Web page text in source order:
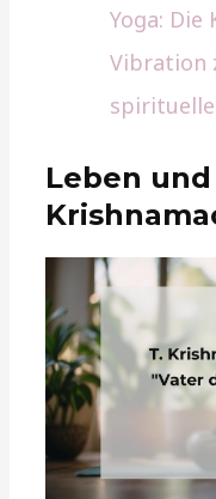
Yoga: Die
Vibration
Leben